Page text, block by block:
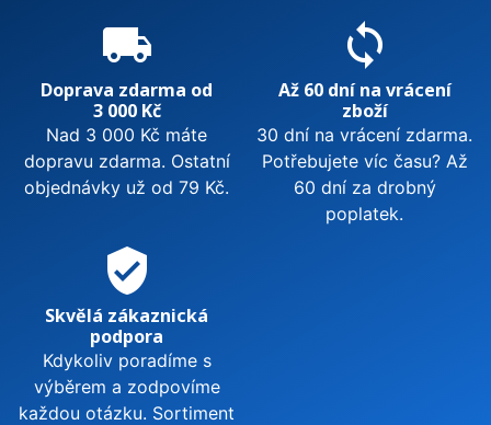
local_shipping
Doprava zdarma od
3 000 Kč
Nad 3 000 Kč máte
dopravu zdarma. Ostatní
objednávky už od 79 Kč.
sync
Až 60 dní na vrácení
zboží
30 dní na vrácení zdarma.
Potřebujete víc času? Až
60 dní za drobný
poplatek.
verified_user
Skvělá zákaznická
podpora
Kdykoliv poradíme s
výběrem a zodpovíme
každou otázku. Sortiment